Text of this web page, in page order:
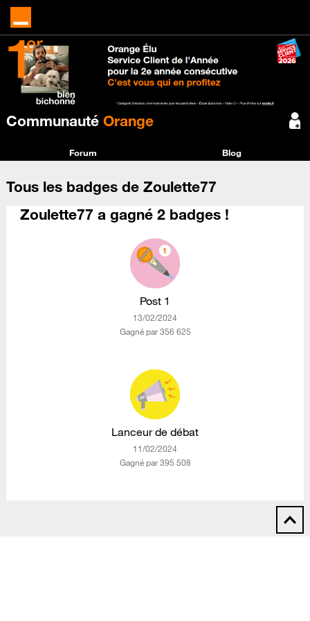
Communauté Orange
Forum Blog
Tous les badges de Zoulette77
Zoulette77 a gagné 2 badges !
Post 1
‎13/02/2024
Gagné par 356 625
Lanceur de débat
‎11/02/2024
Gagné par 395 508